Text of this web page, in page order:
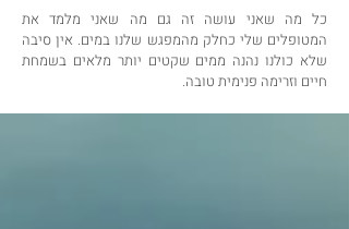
כל מה שאני עושה זה גם מה שאני מלמד את
המטופלים שלי כחלק מהמפגש שלנו במים. אין סיבה
שלא כולנו נהנה ממים שקטים יותר מלאים בשמחת
חיים וזרימה פנימית טובה.